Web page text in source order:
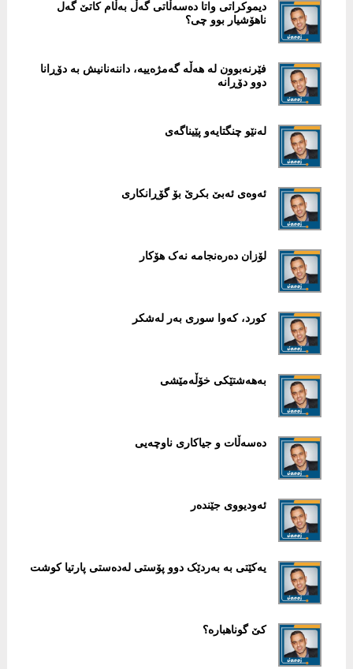
دیموکراتی واتا دەسەڵاتی گەڵ بەڵام کاتێ گەل
ناهۆشیار بوو چی؟
فێرنەبوون لە هەڵە گەمژەییە، داننەنانیش بە دۆڕانا
دوو دۆڕانە
لەنێو چنگتایەو پێیناگەی
ئەوەی ئەبێ بکرێ بۆ گۆڕانکاری
لۆزان دەرەنجامە نەک هۆکار
کورد، کەوا سوری بەر لەشکر
بەهەشتێکی خۆڵەمێشی
دەسەڵات و جیاکاری ناوچەیی
ئەودیووی جێندەر
یەکێتی بە بەردێک دوو پۆستی لەدەستی پارتیا کوشت
کێ گوناهبارە؟